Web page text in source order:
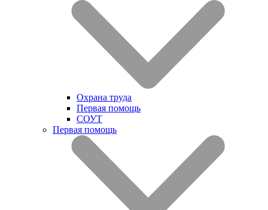
Охрана труда
Первая помощь
СОУТ
Первая помощь